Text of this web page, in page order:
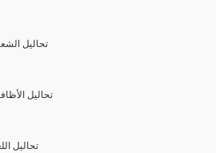
(7) تحاليل
(8) تحاليل
(9)